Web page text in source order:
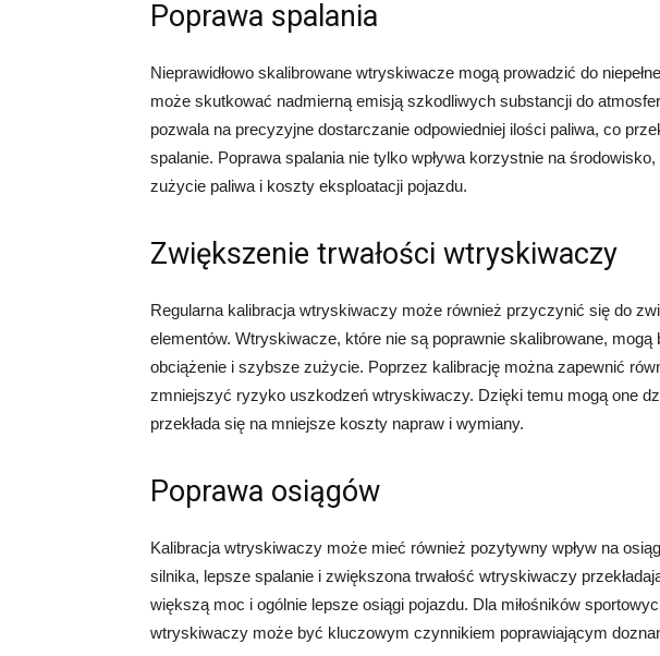
Poprawa spalania
Nieprawidłowo skalibrowane wtryskiwacze mogą prowadzić do
może skutkować nadmierną emisją szkodliwych substancji do
pozwala na precyzyjne dostarczanie odpowiedniej ilości paliwa, co
spalanie. Poprawa spalania nie tylko wpływa korzystnie na
zużycie paliwa i koszty eksploatacji pojazdu.
Zwiększenie trwałości wtryskiwaczy
Regularna kalibracja wtryskiwaczy może również przyczynić się do
elementów. Wtryskiwacze, które nie są poprawnie skalibrowane,
obciążenie i szybsze zużycie. Poprzez kalibrację można zapewnić
zmniejszyć ryzyko uszkodzeń wtryskiwaczy. Dzięki temu mogą one
przekłada się na mniejsze koszty napraw i wymiany.
Poprawa osiągów
Kalibracja wtryskiwaczy może mieć również pozytywny wpływ na
silnika, lepsze spalanie i zwiększona trwałość wtryskiwaczy
większą moc i ogólnie lepsze osiągi pojazdu. Dla miłośników
wtryskiwaczy może być kluczowym czynnikiem poprawiającym